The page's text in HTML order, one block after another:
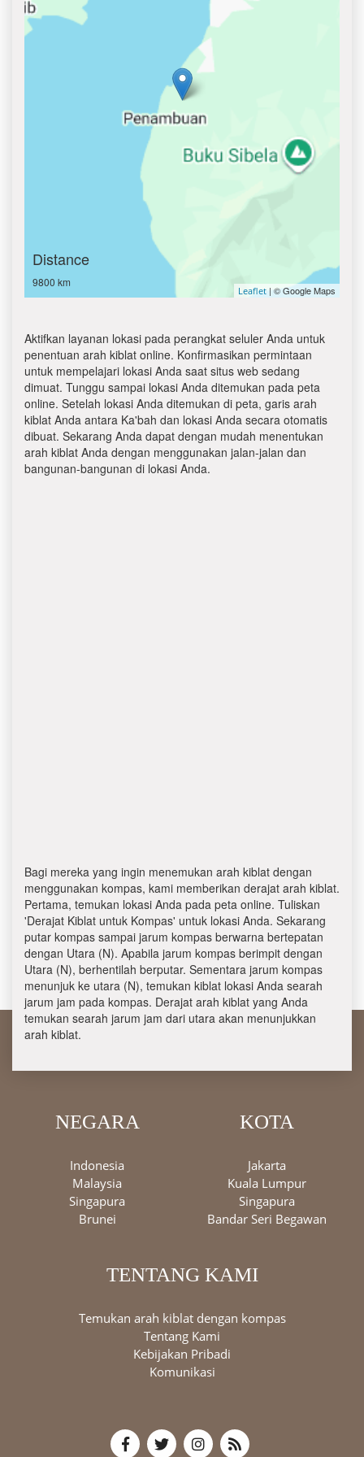
Distance
9800 km
Leaflet | © Google Maps
Aktifkan layanan lokasi pada perangkat seluler Anda untuk
penentuan arah kiblat online. Konfirmasikan permintaan
untuk mempelajari lokasi Anda saat situs web sedang
dimuat. Tunggu sampai lokasi Anda ditemukan pada peta
online. Setelah lokasi Anda ditemukan di peta, garis arah
kiblat Anda antara Ka'bah dan lokasi Anda secara otomatis
dibuat. Sekarang Anda dapat dengan mudah menentukan
arah kiblat Anda dengan menggunakan jalan-jalan dan
bangunan-bangunan di lokasi Anda.
Bagi mereka yang ingin menemukan arah kiblat dengan
menggunakan kompas, kami memberikan derajat arah kiblat.
Pertama, temukan lokasi Anda pada peta online. Tuliskan
'Derajat Kiblat untuk Kompas' untuk lokasi Anda. Sekarang
putar kompas sampai jarum kompas berwarna bertepatan
dengan Utara (N). Apabila jarum kompas berimpit dengan
Utara (N), berhentilah berputar. Sementara jarum kompas
menunjuk ke utara (N), temukan kiblat lokasi Anda searah
jarum jam pada kompas. Derajat arah kiblat yang Anda
temukan searah jarum jam dari utara akan menunjukkan
arah kiblat.
NEGARA
Indonesia
Malaysia
Singapura
Brunei
KOTA
Jakarta
Kuala Lumpur
Singapura
Bandar Seri Begawan
TENTANG KAMI
Temukan arah kiblat dengan kompas
Tentang Kami
Kebijakan Pribadi
Komunikasi